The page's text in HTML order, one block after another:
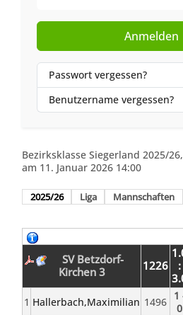
Anmelden
Passwort vergessen?
Benutzername vergessen?
Bezirksklasse Siegerland 2025/
am 11. Januar 2026 14:00
2025/26 Liga Mannschaften
SV Betzdorf-
Kirchen 3
1226
:
1 Hallerbach,Maximilian 1496 1
0